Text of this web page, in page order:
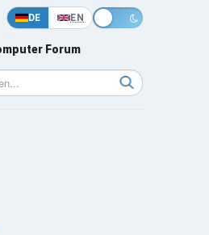
DE EN
Forum